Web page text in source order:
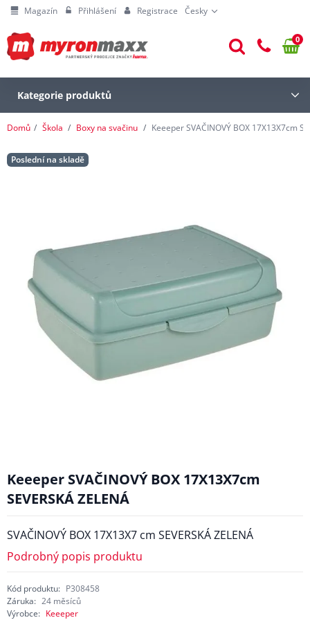
Magazín Přihlášení Registrace Česky
0
Kategorie produktů
Domů Škola Boxy na svačinu Keeeper SVAČINOVÝ BOX 17X13X7cm
Poslední na skladě
Keeeper SVAČINOVÝ BOX 17X13X7cm
SEVERSKÁ ZELENÁ
SVAČINOVÝ BOX 17X13X7 cm SEVERSKÁ ZELENÁ
Podrobný popis produktu
Kód produktu: P308458
Záruka: 24 měsíců
Výrobce: Keeeper